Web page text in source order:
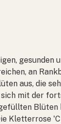
gesunden
an
aus, die
mit der
Blüten
Kletterrose